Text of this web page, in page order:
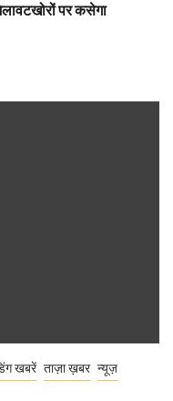
पर कसेगा
खबरें ताज़ा ख़बर न्यूज़